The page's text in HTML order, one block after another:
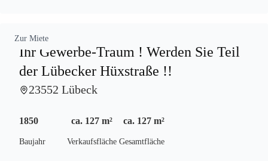
Zur Miete
Ihr Gewerbe-Traum ! Werden Sie Teil
der Lübecker Hüxstraße !!
23552 Lübeck
1850
Baujahr
ca. 127 m²
Verkaufsfläche
ca. 127 m²
Gesamtfläche